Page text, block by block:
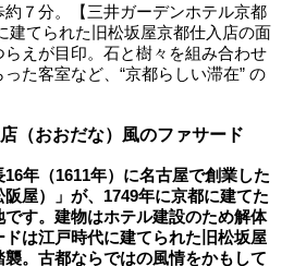
７分。【三井ガーデンホテル京都
建てられた旧松坂屋京都仕入店の面
えが目印。石と樹々を組み合わせ
た客室など、“京都らしい滞在” の
（おおだな）風のファサード
年（1611年）に名古屋で創業した
阪屋）」が、1749年に京都に建てた
す。建物はホテル建設のため解体
は江戸時代に建てられた旧松坂屋
。古都ならではの風情をかもして